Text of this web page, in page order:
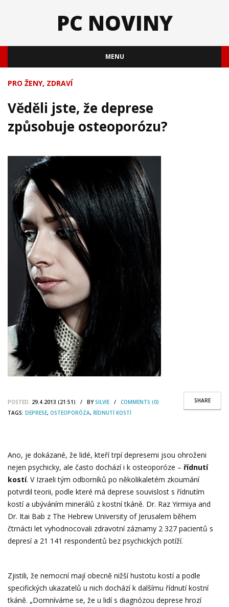
PC NOVINY
MENU
PRO ŽENY, ZDRAVÍ
Věděli jste, že deprese
způsobuje osteoporózu?
SHARE
POSTED: 29.4.2013 (21:51) / BYSILVIE / COMMENTS (0)
TAGS: DEPRESE, OSTEOPORÓZA, ŘÍDNUTÍ KOSTÍ
Ano, je dokázané, že lidé, kteří trpí depresemi jsou ohroženi
nejen psychicky, ale často dochází i k osteoporóze – řídnutí
kostí. V Izraeli tým odborníků po několikaletém zkoumání
potvrdil teorii, podle které má deprese souvislost s řídnutím
kostí a ubýváním minerálů z kostní tkáně. Dr. Raz Yirmiya and
Dr. Itai Bab z The Hebrew University of Jerusalem během
čtrnácti let vyhodnocovali zdravotní záznamy 2 327 pacientů s
depresí a 21 141 respondentů bez psychických potíží.
Zjistili, že nemocní mají obecně nižší hustotu kostí a podle
specifických ukazatelů u nich dochází k dalšímu řídnutí kostní
tkáně. „Domníváme se, že u lidí s diagnózou deprese hrozí